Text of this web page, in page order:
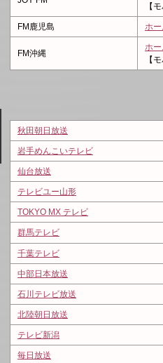
【
FM鹿児島 ホ
FM沖縄
ホ
【
秋田朝日放送
岩手めんこいテレビ
仙台放送
テレビユー山形
TOKYO MX テレビ
群馬テレビ
千葉テレビ
中部日本放送
石川テレビ放送
北陸朝日放送
テレビ新潟
毎日放送